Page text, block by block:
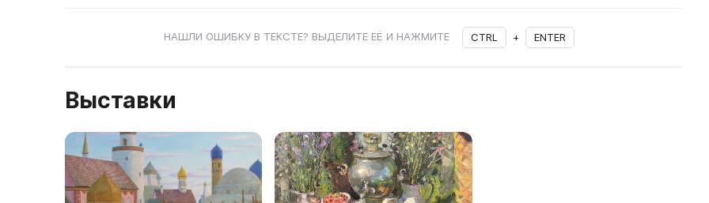
НАШЛИ ОШИБКУ В ТЕКСТЕ? ВЫДЕЛИТЕ ЕЁ И НАЖМИТЕ CTRL + ENTER
Выставки